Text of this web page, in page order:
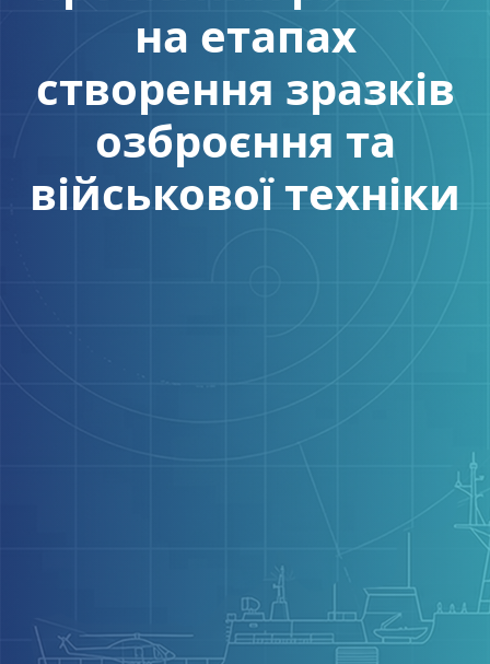
на етапах
створення зразків
озброєння та
військової техніки